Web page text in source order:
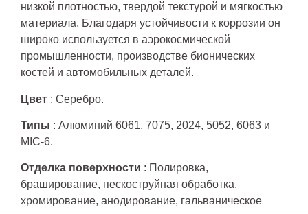
низкой плотностью, твердой текстурой и мягкостью
материала. Благодаря устойчивости к коррозии он
широко используется в аэрокосмической
промышленности, производстве бионических
костей и автомобильных деталей.
Цвет : Серебро.
Типы : Алюминий 6061, 7075, 2024, 5052, 6063 и
MIC-6.
Отделка поверхности : Полировка,
браширование, пескоструйная обработка,
хромирование, анодирование, гальваническое